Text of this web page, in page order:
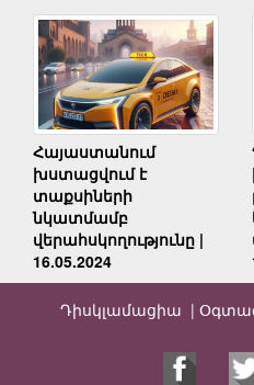
Հայաստանում
խստացվում է
տաքսիների
նկատմամբ
վերահսկողությունը |
16.05.2024
Դիսկլամացիա |